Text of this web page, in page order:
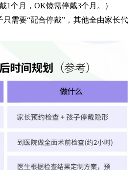
1个月，OK镜需停戴3个月。）
只需要“配合停戴”，其他全由家长代